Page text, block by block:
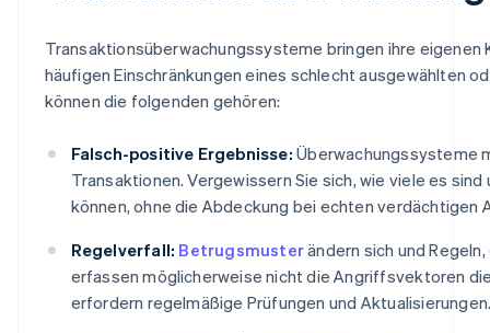
Transaktionsüberwachungssysteme bringen ihre eigenen
häufigen Einschränkungen eines schlecht ausgewählten
können die folgenden gehören:
Falsch-positive Ergebnisse: Überwachungssysteme
Transaktionen. Vergewissern Sie sich, wie viele es
können, ohne die Abdeckung bei echten verdächtigen
Regelverfall: Betrugsmusterändern sich und
erfassen möglicherweise nicht die Angriffsvektoren
erfordern regelmäßige Prüfungen und